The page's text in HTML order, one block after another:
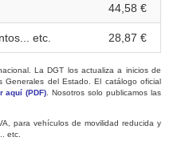
44,58 €
etc. 28,87 €
La DGT los actualiza a inicios de
Generales del Estado. El catálogo oficial
aquí (PDF) . Nosotros solo publicamos las
para vehículos de movilidad reducida y
etc.